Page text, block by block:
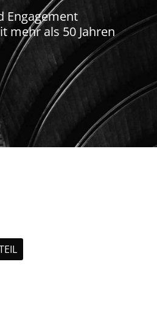
Engagement
mehr als 50 Jahren